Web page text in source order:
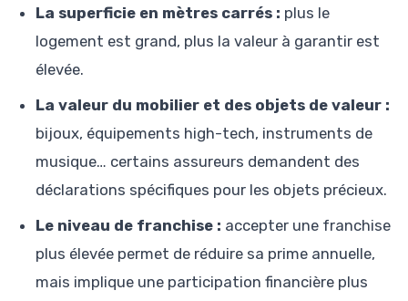
La superficie en mètres carrés : plus le
logement est grand, plus la valeur à garantir est
élevée.
La valeur du mobilier et des objets de valeur :
bijoux, équipements high-tech, instruments de
musique… certains assureurs demandent des
déclarations spécifiques pour les objets précieux.
Le niveau de franchise : accepter une franchise
plus élevée permet de réduire sa prime annuelle,
mais implique une participation financière plus